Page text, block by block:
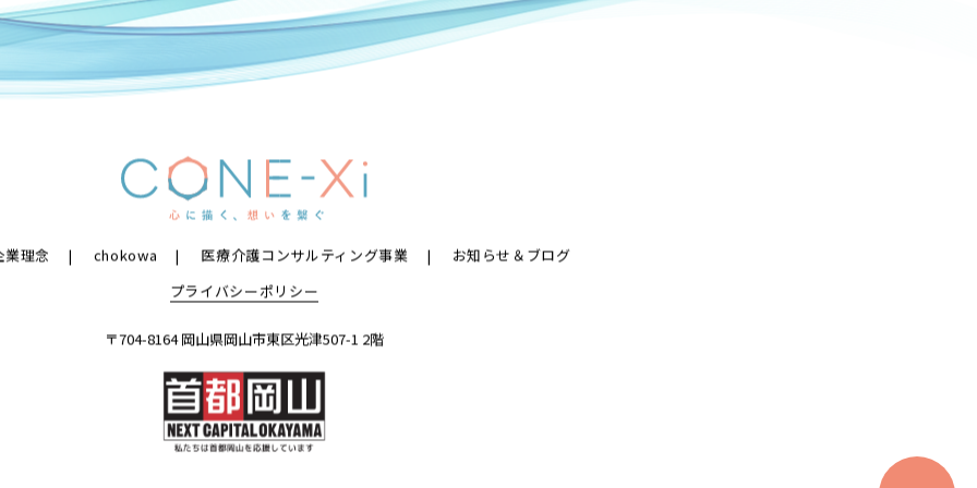
業理念 chokowa 医療介護コンサルティング事業
お知らせ＆ブログ
プライバシーポリシー
〒704-8164 岡山県岡山市東区光津507-1 2階